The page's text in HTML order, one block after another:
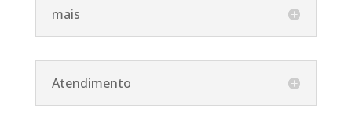
mais
Atendimento